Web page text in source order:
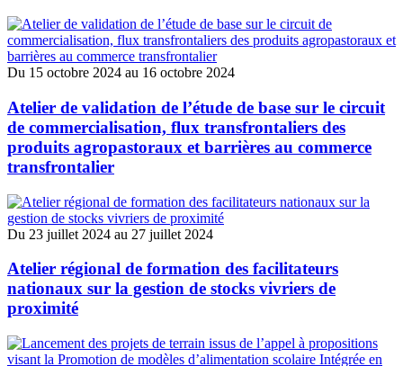
Thématiques
La mise en œuvre de la Politique agricole régionale
(ECOWAP) s’organise autour de neuf thématiques.
Environnement, forêts et conservation de la biodiversité
pastoral et halieutique
Productivité et compétitivité agricoles
Gestion des ravageurs et des pesticides
Pêche et aquaculture
Changements climatiques et agroécologie
Renforcement de capacités pour la mise en œuvre de
l’ECOWAP
Résilience, sécurité alimentaire et nutritionnelle
Du 15 octobre 2024 au 16 octobre 2024
Atelier de validation de l’étude de base sur le circuit
de commercialisation, flux transfrontaliers des
produits agropastoraux et barrières au commerce
transfrontalier
Du 23 juillet 2024 au 27 juillet 2024
Atelier régional de formation des facilitateurs
nationaux sur la gestion de stocks vivriers de
proximité